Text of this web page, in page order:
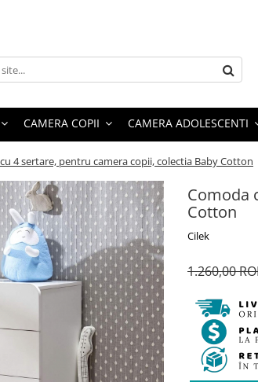
CAMERA COPII CAMERA ADOLESCENTI
4 sertare, pentru camera copii, colectia Baby Cotton
Comoda
Cotton
Cilek
1.260,00